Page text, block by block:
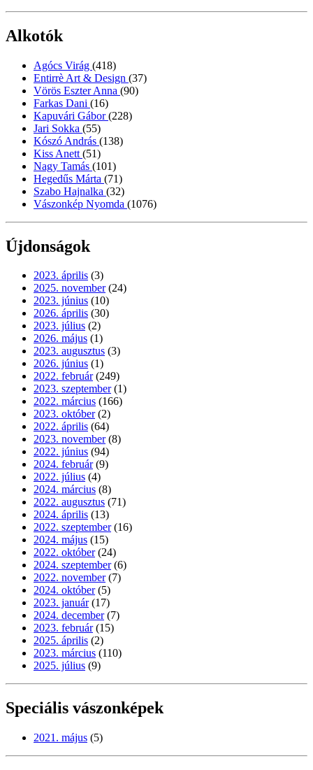
Alkotók
Agócs Virág (418)
Entirrè Art & Design (37)
Vörös Eszter Anna (90)
Farkas Dani (16)
Kapuvári Gábor(228)
Jari Sokka (55)
Kószó András (138)
Kiss Anett (51)
Nagy Tamás (101)
Hegedűs Márta (71)
Szabo Hajnalka (32)
Vászonkép Nyomda (1076)
Újdonságok
2023. április (3)
2025. november (24)
2023. június (10)
2026. április (30)
2023. július (2)
2026. május (1)
2023. augusztus (3)
2026. június (1)
2022. február (249)
2023. szeptember (1)
2022. március (166)
2023. október (2)
2022. április (64)
2023. november (8)
2022. június (94)
2024. február (9)
2022. július (4)
2024. március (8)
2022. augusztus (71)
2024. április (13)
2022. szeptember (16)
2024. május (15)
2022. október (24)
2024. szeptember (6)
2022. november (7)
2024. október (5)
2023. január (17)
2024. december (7)
2023. február (15)
2025. április (2)
2023. március (110)
2025. július (9)
Speciális vászonképek
2021. május (5)